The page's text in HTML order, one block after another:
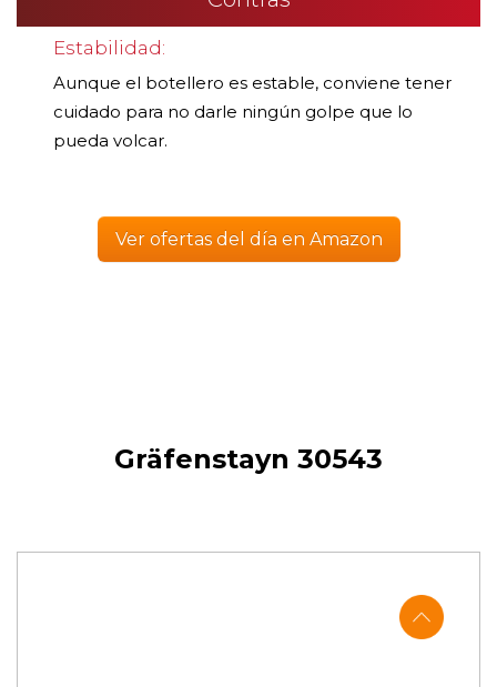
Estabilidad:
Aunque el botellero es estable, conviene tener
cuidado para no darle ningún golpe que lo
pueda volcar.
Ver ofertas del día en Amazon
Gräfenstayn 30543